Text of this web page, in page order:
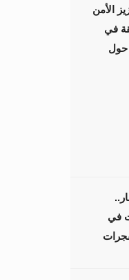
الأمن
في
حول
في